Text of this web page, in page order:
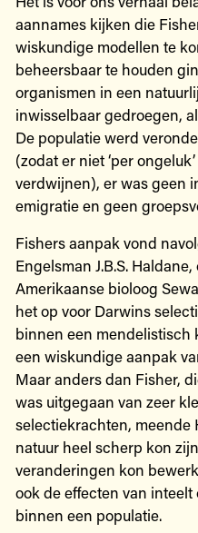
aannames kijken die
wiskundige modellen te
beheersbaar te houden
organismen in een
inwisselbaar gedroegen,
De populatie werd
(zodat er niet ‘per
verdwijnen), er was geen
emigratie en geen
Fishers aanpak vond
Engelsman J.B.S.
Amerikaanse bioloog
het op voor Darwins
binnen een mendelistisch
een wiskundige aanpak
Maar anders dan Fisher,
was uitgegaan van zeer
selectiekrachten, meende
natuur heel scherp kon
veranderingen kon
ook de effecten van
binnen een populatie.